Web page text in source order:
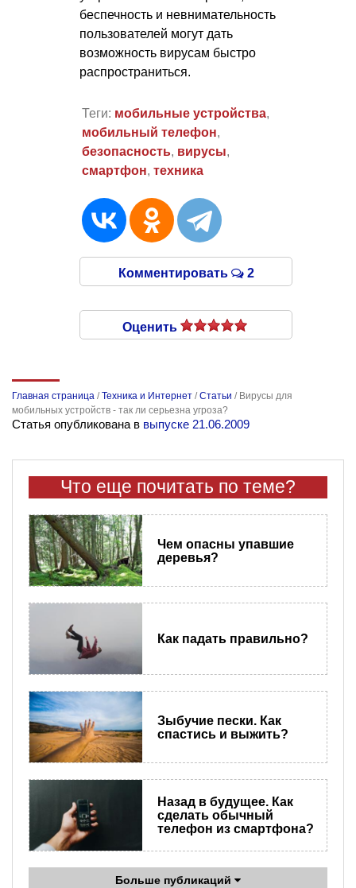
беспечность и невнимательность
пользователей могут дать
возможность вирусам быстро
распространиться.
Теги: мобильные устройства,
мобильный телефон,
безопасность, вирусы,
смартфон, техника
Комментировать 2
Оценить
Главная страница /Техника и Интернет /Статьи / Вирусы для
мобильных устройств - так ли серьезна угроза?
Статья опубликована в выпуске 21.06.2009
Что еще почитать по теме?
Чем опасны упавшие
деревья?
Как падать правильно?
Зыбучие пески. Как
спастись и выжить?
Назад в будущее. Как
сделать обычный
телефон из смартфона?
Больше публикаций